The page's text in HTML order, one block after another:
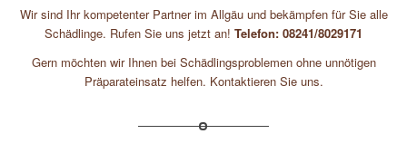
Wir sind Ihr kompetenter Partner im Allgäu und bekämpfen für Sie alle
Schädlinge. Rufen Sie uns jetzt an! Telefon: 08241/8029171
Gern möchten wir Ihnen bei Schädlingsproblemen ohne unnötigen
Präparateinsatz helfen. Kontaktieren Sie uns.